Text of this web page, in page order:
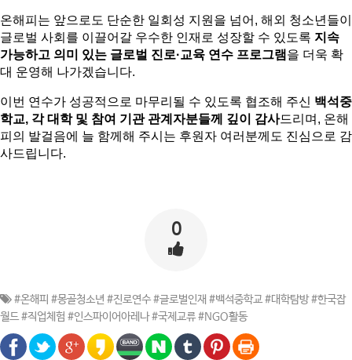
온해피는 앞으로도 단순한 일회성 지원을 넘어, 해외 청소년들이
글로벌 사회를 이끌어갈 우수한 인재로 성장할 수 있도록 지속
가능하고 의미 있는 글로벌 진로·교육 연수 프로그램을 더욱 확
대 운영해 나가겠습니다.
이번 연수가 성공적으로 마무리될 수 있도록 협조해 주신 백석중
학교, 각 대학 및 참여 기관 관계자분들께 깊이 감사드리며, 온해
피의 발걸음에 늘 함께해 주시는 후원자 여러분께도 진심으로 감
사드립니다.
0
#온해피 #몽골청소년 #진로연수 #글로벌인재 #백석중학교 #대학탐방 #한국잡
월드 #직업체험 #인스파이어아레나 #국제교류 #NGO활동